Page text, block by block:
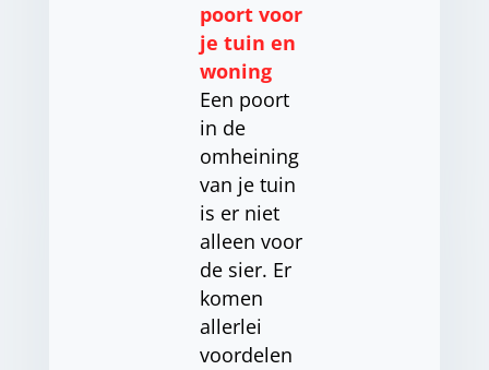
poort voor
je tuin en
woning
Een poort
in de
omheining
van je tuin
is er niet
alleen voor
de sier. Er
komen
allerlei
voordelen